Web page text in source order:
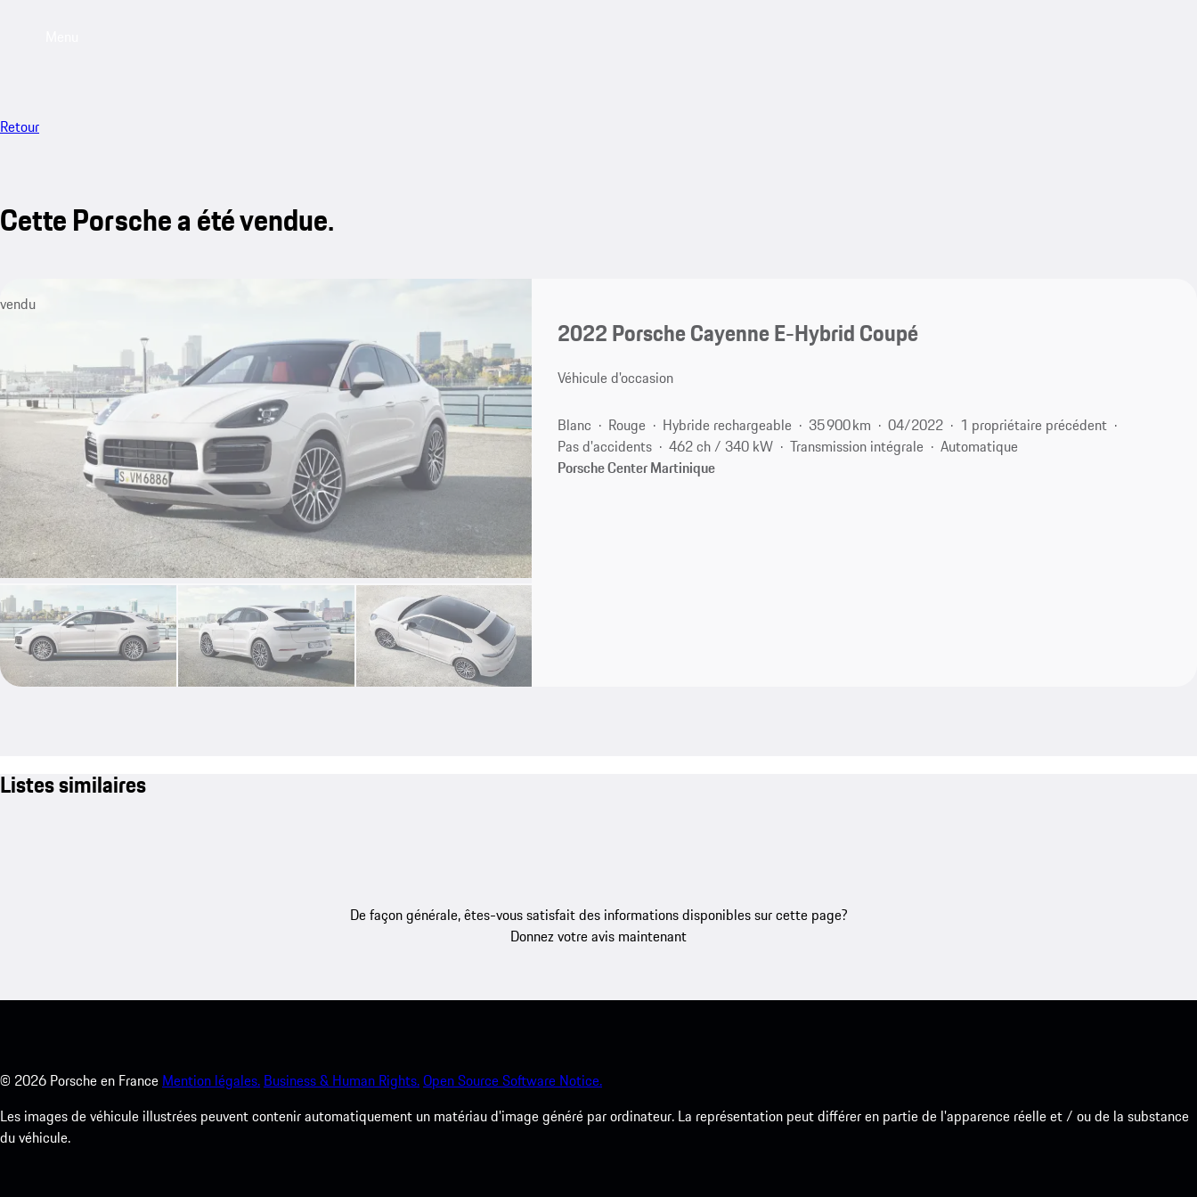
Retour
Cette Porsche a été vendue.
vendu
2022 Porsche Cayenne E-Hybrid Coupé
Véhicule d'occasion
Blanc Rouge Hybride rechargeable 35 900 km 04/2022
1 propriétaire précédent
Pas d'accidents
462 ch / 340 kW Transmission intégrale
Automatique
Porsche Center Martinique
Listes similaires
De façon générale, êtes-vous satisfait des informations disponibles sur cette page?
Donnez votre avis maintenant
© 2026 Porsche en France Mention légales. Business & Human Rights.Open Source Software Notice.
Les images de véhicule illustrées peuvent contenir automatiquement un matériau d'image généré par ordinateur. La représentation peut différer en partie de l'apparence réelle et / ou de la substance
du véhicule.